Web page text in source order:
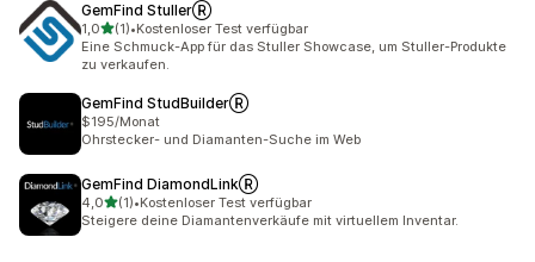
GemFind StullerⓇ
1,0von 5 Sternen
(1)
1 Rezensionen insgesamt
•Kostenloser Test verfügbar
Eine Schmuck-App für das Stuller Showcase, um Stuller-Produkte
zu verkaufen.
GemFind StudBuilderⓇ
$195/Monat
Ohrstecker- und Diamanten-Suche im Web
GemFind DiamondLinkⓇ
4,0von 5 Sternen
(1)
1 Rezensionen insgesamt
•Kostenloser Test verfügbar
Steigere deine Diamantenverkäufe mit virtuellem Inventar.